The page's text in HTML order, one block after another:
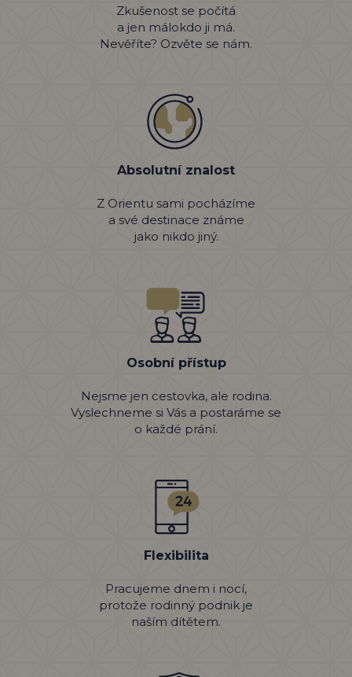
Zkušenost se počítá
a jen málokdo ji má.
Nevěříte? Ozvěte se nám.
Absolutní znalost
Z Orientu sami pocházíme
a své destinace známe
jako nikdo jiný.
Osobní přístup
Nejsme jen cestovka, ale rodina.
Vyslechneme si Vás a postaráme se
o každé prání.
Flexibilita
Pracujeme dnem i nocí,
protože rodinný podnik je
naším dítětem.